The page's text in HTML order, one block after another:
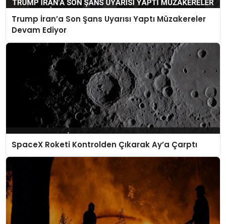
Trump İran’a Son Şans Uyarısı Yaptı Müzakereler
Devam Ediyor
SpaceX Roketi Kontrolden Çıkarak Ay’a Çarptı